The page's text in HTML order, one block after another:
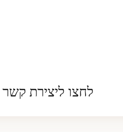
לחצו ליצירת קשר